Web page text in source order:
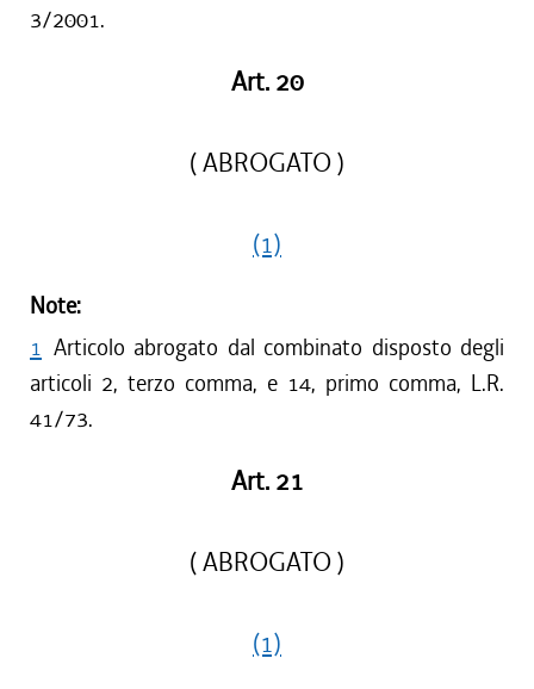
3/2001.
Art. 20
( ABROGATO )
(1)
Note:
1 Articolo abrogato dal combinato disposto degli
articoli 2, terzo comma, e 14, primo comma, L.R.
41/73.
Art. 21
( ABROGATO )
(1)